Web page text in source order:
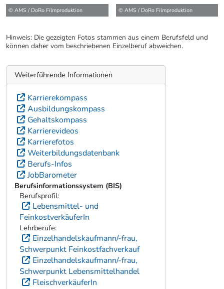
© AMS / DoRo Filmproduktion © AMS / DoRo Filmproduktion
Hinweis: Die gezeigten Fotos stammen aus einem Berufsfeld und
können daher vom beschriebenen Einzelberuf abweichen.
Weiterführende Informationen
Karrierekompass
Ausbildungskompass
Gehaltskompass
Karrierevideos
Karrierefotos
Weiterbildungsdatenbank
Berufs-Infos
JobBarometer
Berufsinformationssystem (BIS)
Berufsprofil:
Lebensmittel- und
FeinkostverkäuferIn
Lehrberufe:
Einzelhandelskaufmann/-frau,
Schwerpunkt Feinkostfachverkauf
Einzelhandelskaufmann/-frau,
Schwerpunkt Lebensmittelhandel
FleischverkäuferIn